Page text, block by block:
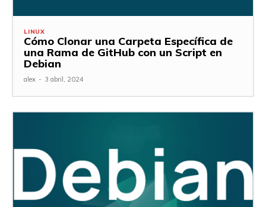
LINUX
Cómo Clonar una Carpeta Específica de
una Rama de GitHub con un Script en
Debian
alex - 3 abril, 2024